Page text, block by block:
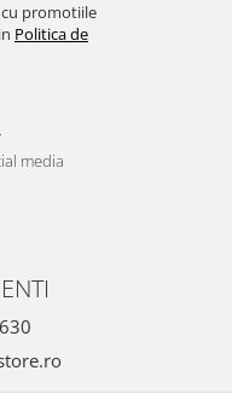
promotiile
Politica de
media